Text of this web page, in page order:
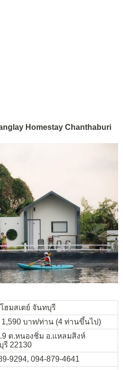
Homestay Chanthaburi
โฮมสเตย์ จันทบุรี
1,590 บาท/ท่าน (4 ท่านขึ้นไป)
ต.หนองชิ่ม อ.แหลมสิงห์
รี 22130
9294, 094-879-4641